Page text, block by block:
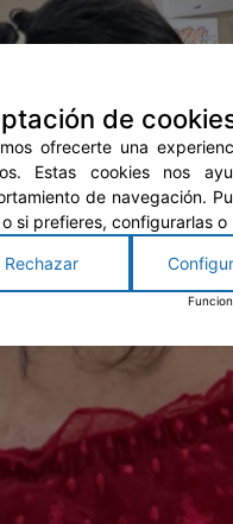
de
ofrecerte una
Estas cookies nos
de navegación.
o si prefieres, configurarlas
Rechazar